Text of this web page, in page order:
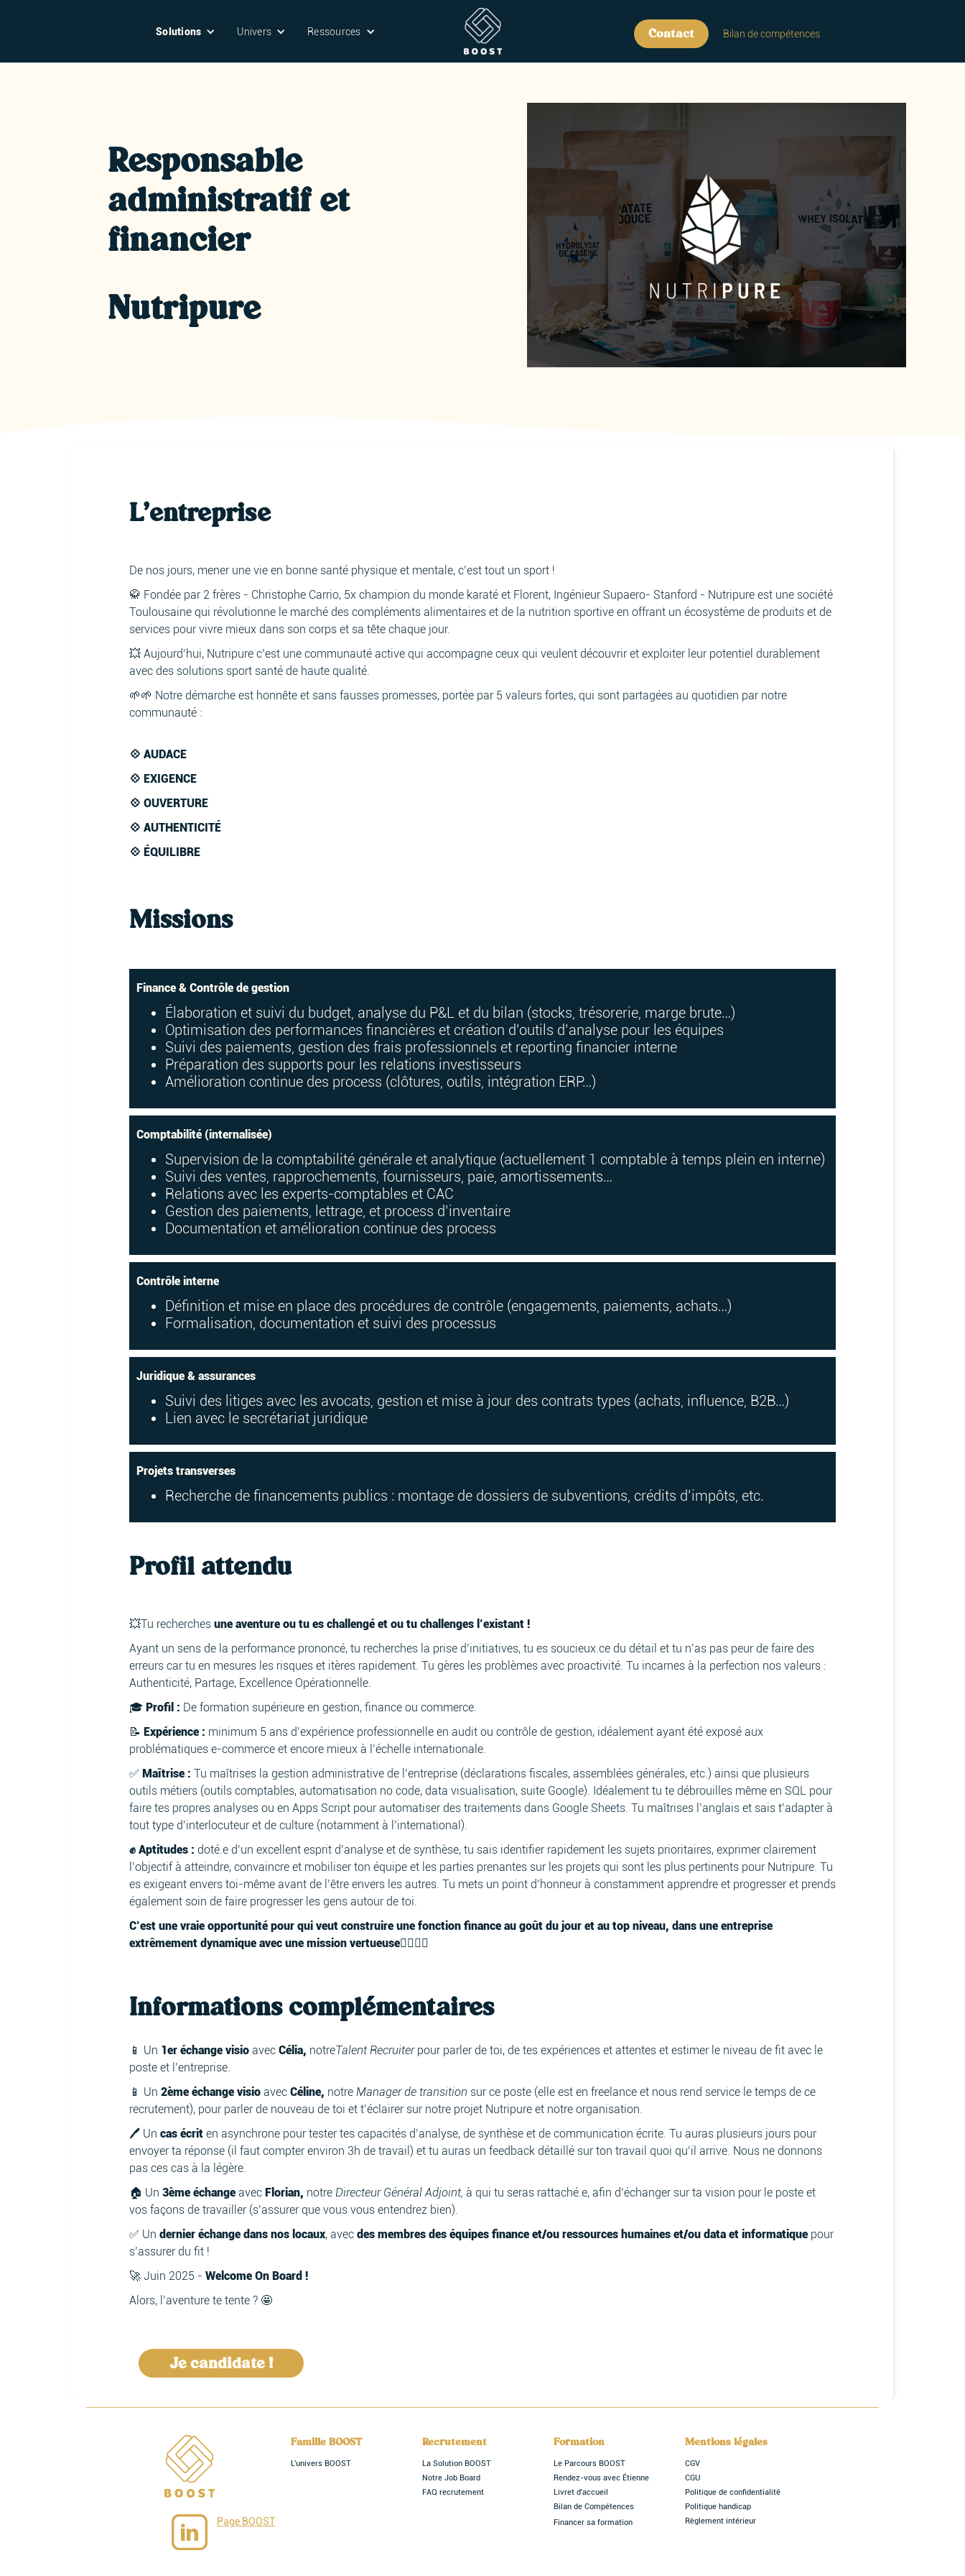
Solutions Univers Ressources Contact Bilan de compétences
Responsable
administratif et
financier
Nutripure
L'entreprise
De nos jours, mener une vie en bonne santé physique et mentale, c’est tout un sport !
🥋 Fondée par 2 frères - Christophe Carrio, 5x champion du monde karaté et Florent, Ingénieur Supaero- Stanford - Nutripure est une société
Toulousaine qui révolutionne le marché des compléments alimentaires et de la nutrition sportive en offrant un écosystème de produits et de
services pour vivre mieux dans son corps et sa tête chaque jour.
💥 Aujourd’hui, Nutripure c’est une communauté active qui accompagne ceux qui veulent découvrir et exploiter leur potentiel durablement
avec des solutions sport santé de haute qualité.
🌱🌱 Notre démarche est honnête et sans fausses promesses, portée par 5 valeurs fortes, qui sont partagées au quotidien par notre
communauté :
💠 AUDACE
💠 EXIGENCE
💠 OUVERTURE
💠 AUTHENTICITÉ
💠 ÉQUILIBRE
Missions
Finance & Contrôle de gestion
Élaboration et suivi du budget, analyse du P&L et du bilan (stocks, trésorerie, marge brute…)
Optimisation des performances financières et création d’outils d’analyse pour les équipes
Suivi des paiements, gestion des frais professionnels et reporting financier interne
Préparation des supports pour les relations investisseurs
Amélioration continue des process (clôtures, outils, intégration ERP…)
Comptabilité (internalisée)
Supervision de la comptabilité générale et analytique (actuellement 1 comptable à temps plein en interne)
Suivi des ventes, rapprochements, fournisseurs, paie, amortissements…
Relations avec les experts-comptables et CAC
Gestion des paiements, lettrage, et process d’inventaire
Documentation et amélioration continue des process
Contrôle interne
Définition et mise en place des procédures de contrôle (engagements, paiements, achats…)
Formalisation, documentation et suivi des processus
Juridique & assurances
Suivi des litiges avec les avocats, gestion et mise à jour des contrats types (achats, influence, B2B…)
Lien avec le secrétariat juridique
Projets transverses
Recherche de financements publics : montage de dossiers de subventions, crédits d’impôts, etc.
Profil attendu
💥Tu recherches une aventure ou tu es challengé et ou tu challenges l’existant !
Ayant un sens de la performance prononcé, tu recherches la prise d’initiatives, tu es soucieux.ce du détail et tu n’as pas peur de faire des
erreurs car tu en mesures les risques et itères rapidement. Tu gères les problèmes avec proactivité. Tu incarnes à la perfection nos valeurs :
Authenticité, Partage, Excellence Opérationnelle.
🎓 Profil : De formation supérieure en gestion, finance ou commerce.
📝 Expérience : minimum 5 ans d’expérience professionnelle en audit ou contrôle de gestion, idéalement ayant été exposé aux
problématiques e-commerce et encore mieux à l’échelle internationale.
✅️ Maîtrise : Tu maîtrises la gestion administrative de l’entreprise (déclarations fiscales, assemblées générales, etc.) ainsi que plusieurs
outils métiers (outils comptables, automatisation no code, data visualisation, suite Google). Idéalement tu te débrouilles même en SQL pour
faire tes propres analyses ou en Apps Script pour automatiser des traitements dans Google Sheets. Tu maîtrises l’anglais et sais t’adapter à
tout type d’interlocuteur et de culture (notamment à l’international).
✊ Aptitudes : doté.e d’un excellent esprit d’analyse et de synthèse, tu sais identifier rapidement les sujets prioritaires, exprimer clairement
l’objectif à atteindre, convaincre et mobiliser ton équipe et les parties prenantes sur les projets qui sont les plus pertinents pour Nutripure. Tu
es exigeant envers toi-même avant de l’être envers les autres. Tu mets un point d’honneur à constamment apprendre et progresser et prends
également soin de faire progresser les gens autour de toi.
C’est une vraie opportunité pour qui veut construire une fonction finance au goût du jour et au top niveau, dans une entreprise
extrêmement dynamique avec une mission vertueuse🏋️‍♀️👩‍💻
Informations complémentaires
📱 Un 1er échange visio avec Célia, notreTalent Recruiterpour parler de toi, de tes expériences et attentes et estimer le niveau de fit avec le
poste et l’entreprise.
📱 Un 2ème échange visio avec Céline, notre Manager de transition sur ce poste (elle est en freelance et nous rend service le temps de ce
recrutement), pour parler de nouveau de toi et t’éclairer sur notre projet Nutripure et notre organisation.
🖊️ Un cas écrit en asynchrone pour tester tes capacités d’analyse, de synthèse et de communication écrite. Tu auras plusieurs jours pour
envoyer ta réponse (il faut compter environ 3h de travail) et tu auras un feedback détaillé sur ton travail quoi qu’il arrive. Nous ne donnons
pas ces cas à la légère.
🏠 Un 3ème échange avec Florian, notre Directeur Général Adjoint, à qui tu seras rattaché.e, afin d’échanger sur ta vision pour le poste et
vos façons de travailler (s’assurer que vous vous entendrez bien).
✅ Un dernier échange dans nos locaux, avec des membres des équipes finance et/ou ressources humaines et/ou data et informatique pour
s’assurer du fit !
🚀 Juin 2025 - Welcome On Board !
Alors, l’aventure te tente ? 🤩
Je candidate !
Page BOOST
Famille BOOST
L'univers BOOST
Recrutement
La Solution BOOST
Notre Job Board
FAQ recrutement
Formation
Le Parcours BOOST
Rendez-vous avec Étienne
Livret d'accueil
Bilan de Compétences
Financer sa formation
Mentions légales
CGV
CGU
Politique de confidentialité
Politique handicap
Règlement intérieur